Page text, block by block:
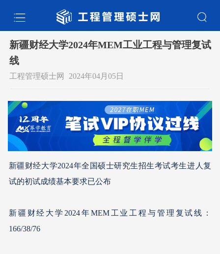
新疆财经大学2024年MEM工业工程与管理复试
线
工程管理硕士网 2024年04月05日
新疆财经大学2024年全国硕士研究生招生考试考生进人复
试的初试成绩基本要求已公布
新疆财经大学2024年MEM工业工程与管理复试线：
166/38/76